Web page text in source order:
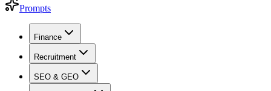
Prompts
Finance
Recruitment
SEO & GEO